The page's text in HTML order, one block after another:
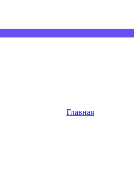
Главная